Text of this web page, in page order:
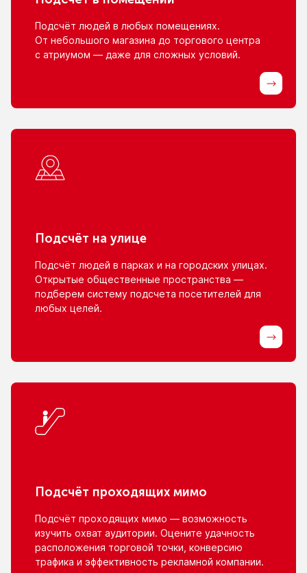
Подсчёт людей в любых помещениях.
От небольшого магазина до торгового центра
с атриумом — даже для сложных условий.
Подсчёт на улице
Подсчёт людей в парках и на городских улицах.
Открытые общественные пространства —
подберем систему подсчета посетителей для
любых целей.
Подсчёт проходящих мимо
Подсчёт проходящих мимо — возможность
изучить охват аудитории. Оцените удачность
расположения торговой точки, конверсию
трафика и эффективность рекламной компании.